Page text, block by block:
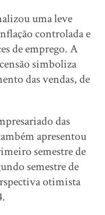
uma leve
controlada e
de emprego. A
simboliza
das vendas, de
das
apresentou
semestre de
semestre de
otimista